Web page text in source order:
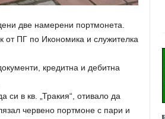
две намерени портмонета.
ПГ по Икономика и служителка
кредитна и дебитна
в кв. „Тракия“, отивало да
червено портмоне с пари и